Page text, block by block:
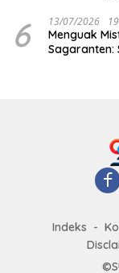
6 13/07/2026
Menguak
Sagaranten:
Indeks